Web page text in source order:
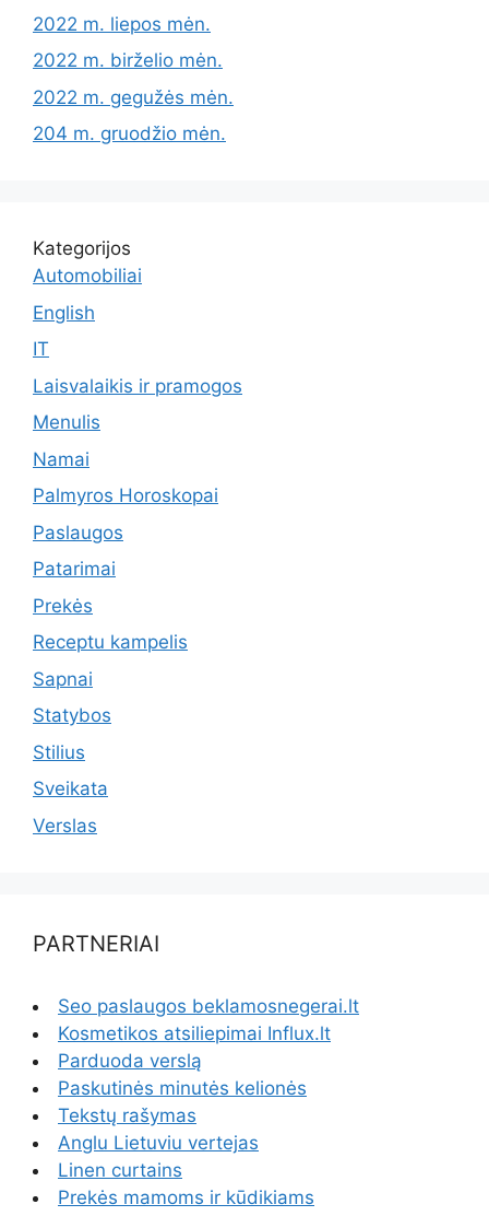
2022 m. liepos mėn.
2022 m. birželio mėn.
2022 m. gegužės mėn.
204 m. gruodžio mėn.
Kategorijos
Automobiliai
English
IT
Laisvalaikis ir pramogos
Menulis
Namai
Palmyros Horoskopai
Paslaugos
Patarimai
Prekės
Receptu kampelis
Sapnai
Statybos
Stilius
Sveikata
Verslas
PARTNERIAI
Seo paslaugos beklamosnegerai.lt
Kosmetikos atsiliepimai Influx.lt
Parduoda verslą
Paskutinės minutės kelionės
Tekstų rašymas
Anglu Lietuviu vertejas
Linen curtains
Prekės mamoms ir kūdikiams